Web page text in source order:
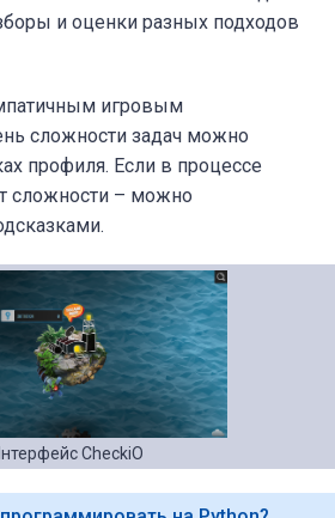
и оценки разных подходов
игровым
сложности задач можно
профиля. Если в процессе
сложности – можно
CheckiO